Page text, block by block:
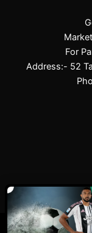
For
Address:- 52